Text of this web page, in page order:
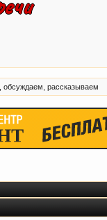
обсуждаем, рассказываем